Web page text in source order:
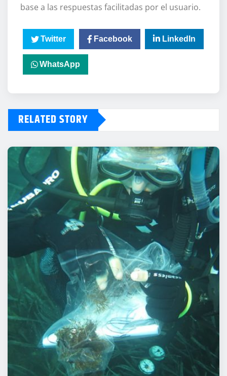
base a las respuestas facilitadas por el usuario.
Twitter Facebook LinkedIn
WhatsApp
RELATED STORY